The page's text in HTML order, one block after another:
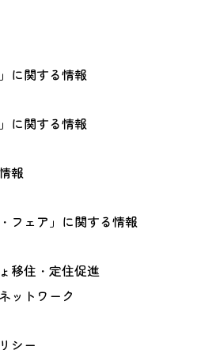
に関する情報
に関する情報
報
フェア」に関する情報
移住・定住促進
ットワーク
シー